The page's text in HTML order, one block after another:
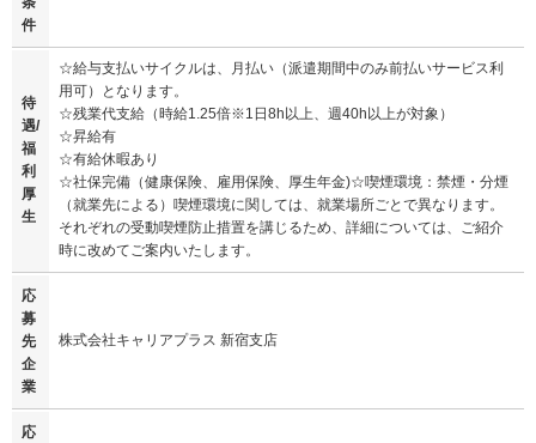
件
待
遇/
福
利
厚
生
☆給与支払いサイクルは、月払い（派遣期間中のみ前払いサービス利
用可）となります。
☆残業代支給（時給1.25倍※1日8h以上、週40h以上が対象）
☆昇給有
☆有給休暇あり
☆社保完備（健康保険、雇用保険、厚生年金)☆喫煙環境：禁煙・分煙
（就業先による）喫煙環境に関しては、就業場所ごとで異なります。
それぞれの受動喫煙防止措置を講じるため、詳細については、ご紹介
時に改めてご案内いたします。
応
募
先
企
業
株式会社キャリアプラス 新宿支店
応